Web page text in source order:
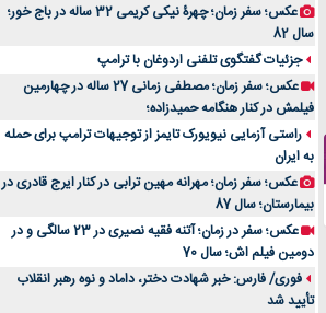
عکس؛ سفر زمان؛ چهرۀ نیکی کریمی 32 ساله در باج خور؛
سال 82
جزئیات گفتگوی تلفنی اردوغان با ترامپ
عکس؛ سفر زمان؛ مصطفی زمانی 27 ساله در چهارمین
فیلمش در کنار هنگامه حمیدزاده؛
راستی آزمایی نیویورک تایمز از توجیهات ترامپ برای حمله
به ایران
عکس؛ سفر زمان؛ مهرانه مهین ترابی در کنار ایرج قادری در
بیمارستان؛ سال 87
عکس؛ سفر در زمان؛ آتنه فقیه نصیری در 23 سالگی و در
دومین فیلم اش؛ سال 70
فوری/ فارس: خبر شهادت دختر، داماد و نوه رهبر انقلاب
تأیید شد